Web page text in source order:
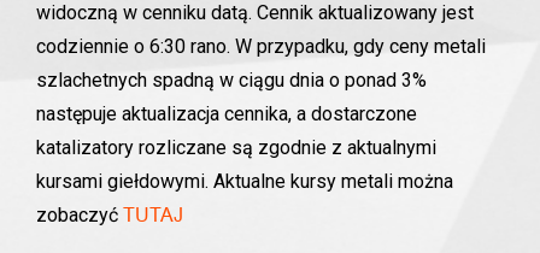
widoczną w cenniku datą. Cennik aktualizowany jest
codziennie o 6:30 rano. W przypadku, gdy ceny metali
szlachetnych spadną w ciągu dnia o ponad 3%
następuje aktualizacja cennika, a dostarczone
katalizatory rozliczane są zgodnie z aktualnymi
kursami giełdowymi. Aktualne kursy metali można
zobaczyć TUTAJ